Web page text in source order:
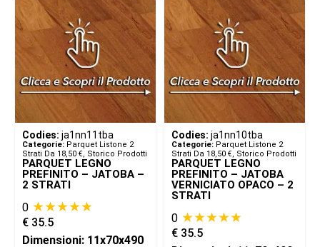
Codies: ja1nn11tba
Categorie: Parquet Listone 2
Strati Da 18,50 €, Storico Prodotti
PARQUET LEGNO
PREFINITO – JATOBA –
2 STRATI
0 ★★★★★
€ 35.5
Dimensioni: 11x70x490
Codies: ja1nn10tba
Categorie: Parquet Listone 2
Strati Da 18,50 €, Storico Prodotti
PARQUET LEGNO
PREFINITO – JATOBA
VERNICIATO OPACO – 2
STRATI
0 ★★★★★
€ 35.5